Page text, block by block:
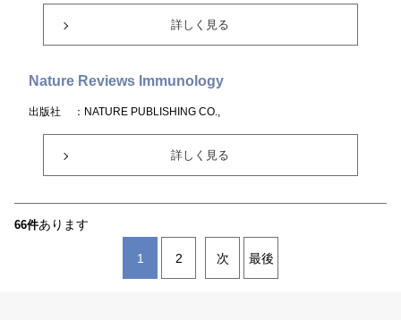
詳しく見る
Nature Reviews Immunology
出版社 ：NATURE PUBLISHING CO.,
詳しく見る
66件あります
1 2 次 最後